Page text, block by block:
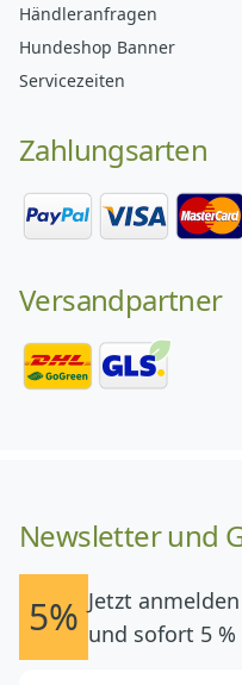
Händleranfragen
Hundeshop Banner
Servicezeiten
Zahlungsarten
Versandpartner
Newsletter und
5% Jetzt anmelden
und sofort 5 %